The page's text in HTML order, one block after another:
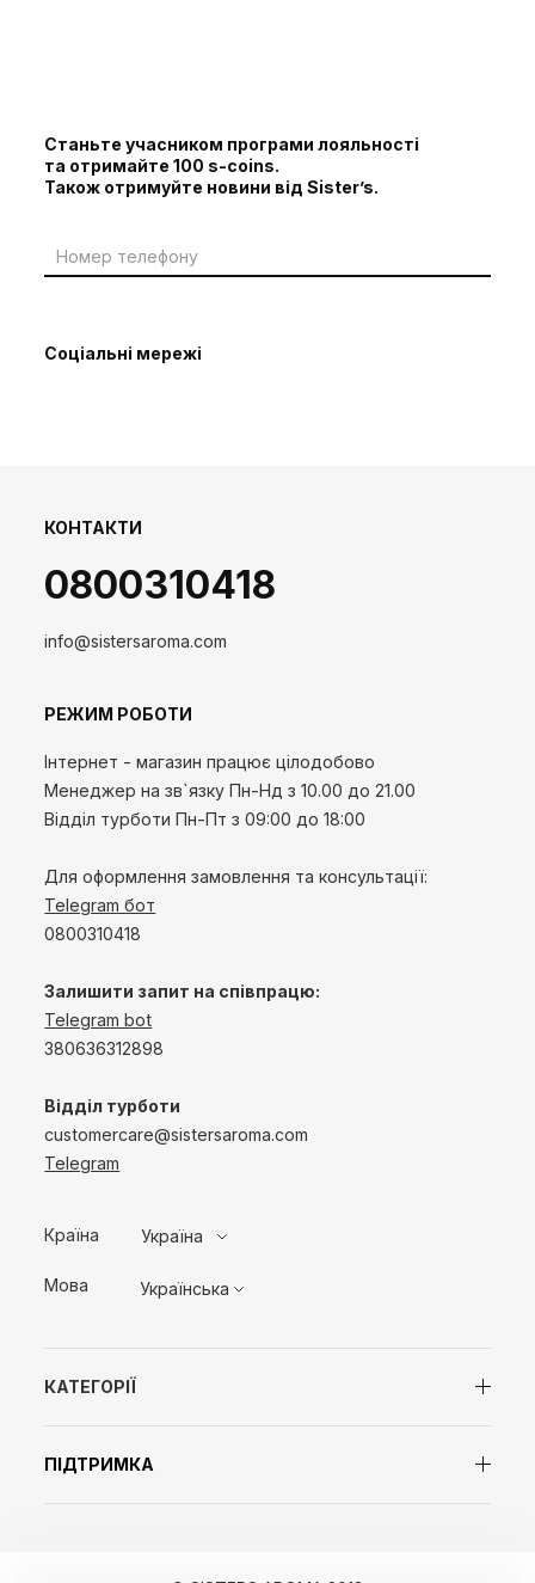
Станьте учасником програми лояльності
та отримайте 100 s-coins.
Також отримуйте новини від Sister’s.
Соціальні мережі
КОНТАКТИ
0800310418
info@sistersaroma.com
РЕЖИМ РОБОТИ
Інтернет - магазин працює цілодобово
Менеджер на зв`язкуПн-Нд з 10.00 до 21.00
Відділ турботи Пн-Пт з 09:00 до 18:00
Для оформлення замовлення та консультації:
Telegram бот
0800310418
Залишити запит на співпрацю:
Telegram bot
380636312898
Відділ турботи
customercare@sistersaroma.com
Telegram
КАТЕГОРІЇ
ПІДТРИМКА
Країна Україна
Мова Українська